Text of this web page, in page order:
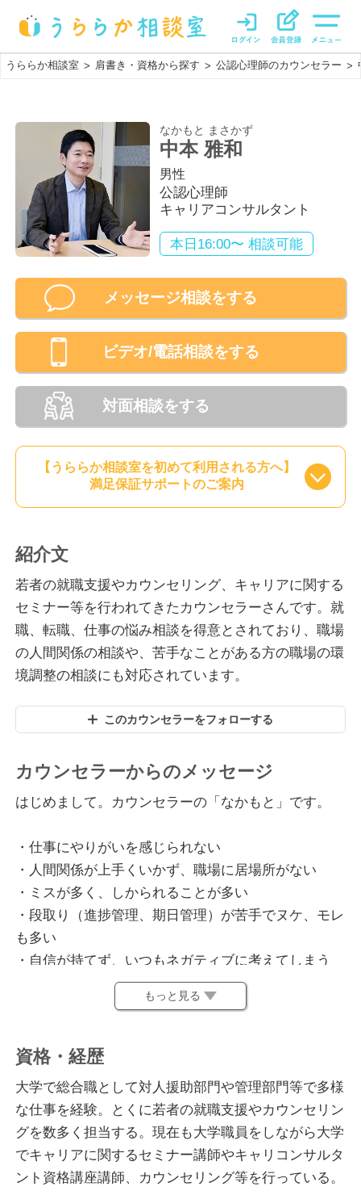
うららか相談室 > 肩書き・資格から探す > 公認心理師のカウンセラー >
なかもと まさかず
中本 雅和
男性
公認心理師
キャリアコンサルタント
本日16:00〜 相談可能
メッセージ相談をする
ビデオ/電話相談をする
対面相談をする
【うららか相談室を初めて利用される方へ】
満足保証サポートのご案内
紹介文
若者の就職支援やカウンセリング、キャリアに関する
セミナー等を行われてきたカウンセラーさんです。就
職、転職、仕事の悩み相談を得意とされており、職場
の人間関係の相談や、苦手なことがある方の職場の環
境調整の相談にも対応されています。
このカウンセラーをフォローする
カウンセラーからのメッセージ
はじめまして。カウンセラーの「なかもと」です。
・仕事にやりがいを感じられない
・人間関係が上手くいかず、職場に居場所がない
・ミスが多く、しかられることが多い
・段取り（進捗管理、期日管理）が苦手でヌケ、モレ
も多い
・自信が持てず、いつもネガティブに考えてしまう
・辞めたいけど、専門性もなく転職は難しいのではな
このような悩みを抱えている方は一度ご相談くださ
私は総合職として、管理業務、対人支援業務等を経験
してきました。その中で向いていない仕事も経験しま
したし、仕事の適性に悩んだり、人間関係でメンタル
ダウンする社員の相談も受けてきました。その経験を
もっと見る
資格・経歴
大学で総合職として対人援助部門や管理部門等で多様
な仕事を経験。とくに若者の就職支援やカウンセリン
グを数多く担当する。現在も大学職員をしながら大学
でキャリアに関するセミナー講師やキャリコンサルタ
ント資格講座講師、カウンセリング等を行っている。